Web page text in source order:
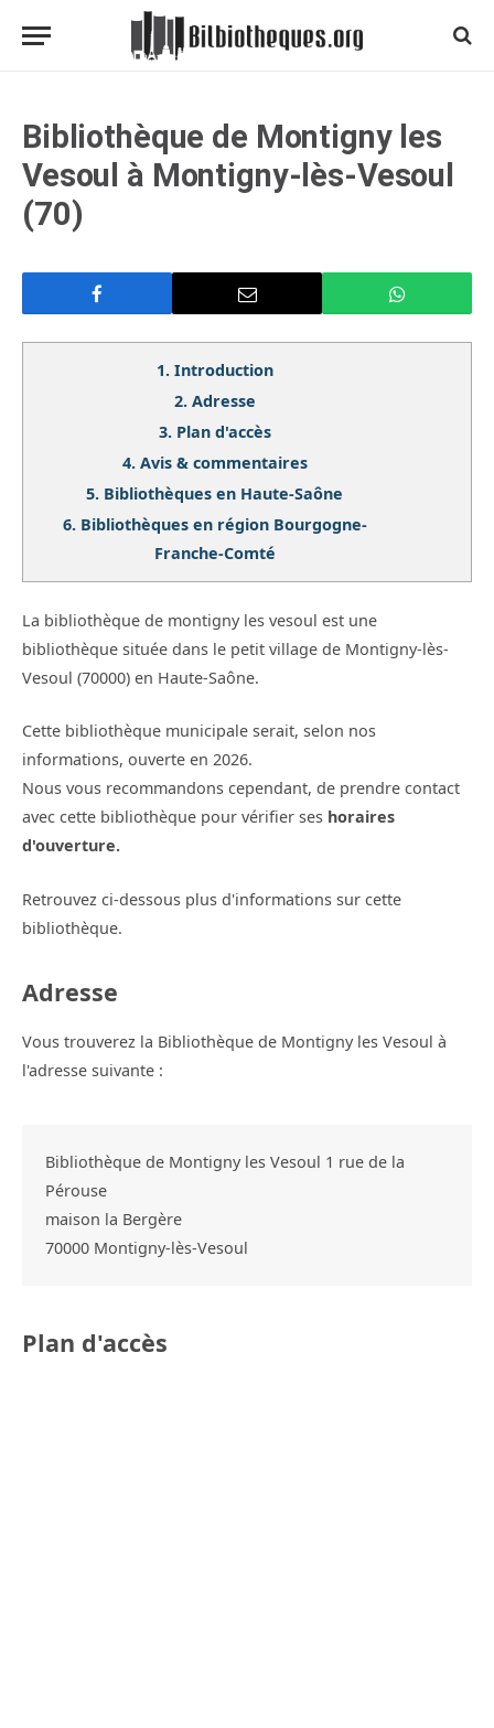
Bibliothèque de Montigny les
Vesoul à Montigny-lès-Vesoul
(70)
1. Introduction
2. Adresse
3. Plan d'accès
4. Avis & commentaires
5. Bibliothèques en Haute-Saône
6. Bibliothèques en région Bourgogne-
Franche-Comté
La bibliothèque de montigny les vesoul est une
bibliothèque située dans le petit village de Montigny-lès-
Vesoul (70000) en Haute-Saône.
Cette bibliothèque municipale serait, selon nos
informations, ouverte en 2026.
Nous vous recommandons cependant, de prendre contact
avec cette bibliothèque pour vérifier ses horaires
d'ouverture.
Retrouvez ci-dessous plus d'informations sur cette
bibliothèque.
Adresse
Vous trouverez la Bibliothèque de Montigny les Vesoul à
l'adresse suivante :
Bibliothèque de Montigny les Vesoul 1 rue de la
Pérouse
maison la Bergère
70000 Montigny-lès-Vesoul
Plan d'accès